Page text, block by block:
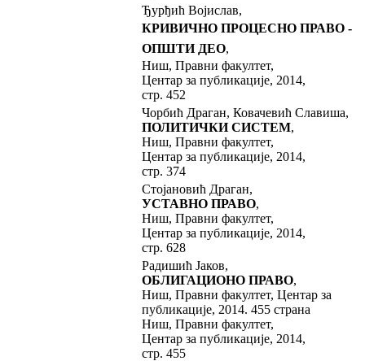
Ђурђић Војислав,
КРИВИЧНО ПРОЦЕСНО ПРАВО -
ОПШТИ ДЕО,
Ниш, Правни факултет,
Центар за публикације, 2014,
стр. 452
Чорбић Драган, Ковачевић Славиша,
ПОЛИТИЧКИ СИСТЕМ,
Ниш, Правни факултет,
Центар за публикације, 2014,
стр. 374
Стојановић Драган,
УСТАВНО ПРАВО,
Ниш, Правни факултет,
Центар за публикације, 2014,
стр. 628
Радишић Јаков,
ОБЛИГАЦИОНО ПРАВО,
Ниш, Правни факултет, Центар за
публикације, 2014. 455 страна
Ниш, Правни факултет,
Центар за публикације, 2014,
стр. 455